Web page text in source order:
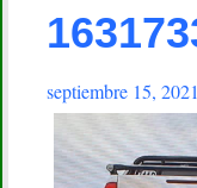
septiembre 15, 2021